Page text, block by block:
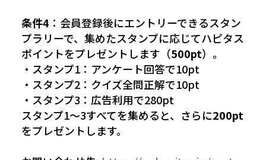
条件4 ：会員登録後にエントリーできるスタン
プラリーで、集めたスタンプに応じてハピタス
ポイントをプレゼントします（500pt）。
・スタンプ1：アンケート回答で10pt
・スタンプ2：クイズ全問正解で10pt
・スタンプ3：広告利用で280pt
スタンプ1〜3すべてを集めると、さらに200pt
をプレゼントします。